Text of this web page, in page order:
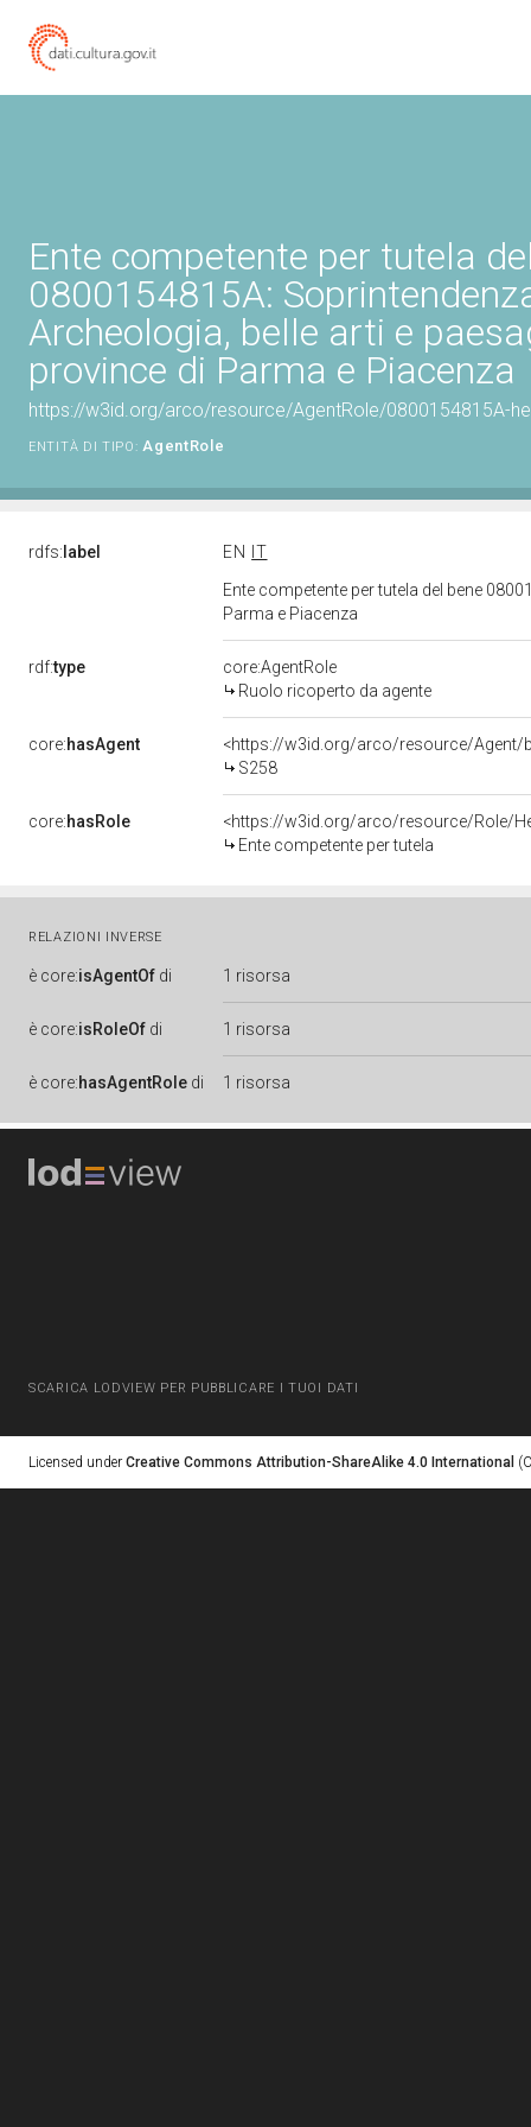
Ente competente per tutela
0800154815A:
Archeologia, belle arti e
province di Parma e Piacenza
https://w3id.org/arco/resource/AgentRole/0800154815A-
ENTITÀ DI TIPO: AgentRole
rdfs: label EN
IT
Ente competente per tutela del bene
Parma e Piacenza
rdf:type
core:AgentRole
Ruolo ricoperto da agente
core:hasAgent
<https://w3id.org/arco/resource/Agent/
S258
core:hasRole
<https://w3id.org/arco/resource/Role/
Ente competente per tutela
RELAZIONI INVERSE
è core:isAgentOf di 1 risorsa
è core:isRoleOf di 1 risorsa
è core:hasAgentRole di 1 risorsa
SCARICA LODVIEW PER PUBBLICARE I TUOI DATI
Licensed under Creative Commons Attribution-ShareAlike 4.0 International